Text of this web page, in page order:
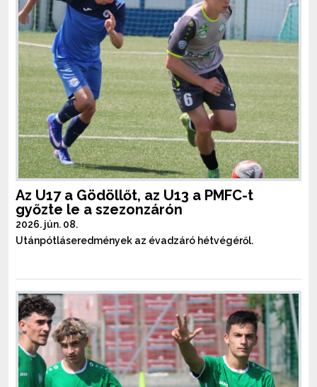
Az U17 a Gödöllőt, az U13 a PMFC-t
győzte le a szezonzárón
2026. jún. 08.
Utánpótláseredmények az évadzáró hétvégéről.